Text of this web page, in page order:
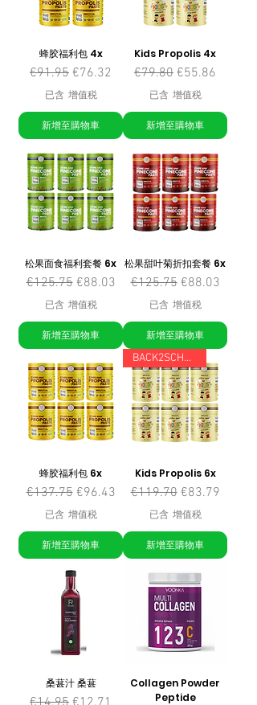
蜂胶福利包 4x
一般價格
€91.95 促銷價格
€76.32
已含 增值税
新增至購物車
Kids Propolis 4x
一般價格
€79.80 促銷價格
€55.86
已含 增值税
新增至購物車
松果面食福利套餐 6x
一般價格
€125.75 促銷價格
€88.03
已含 增值税
新增至購物車
松果甜叶菊折扣套餐 6x
一般價格
€125.75 促銷價格
€88.03
已含 增值税
新增至購物車
蜂胶福利包 6x
一般價格
€137.75 促銷價格
€96.43
已含 增值税
新增至購物車
BACK2SCHOOL
Kids Propolis 6x
一般價格
€119.70 促銷價格
€83.79
已含 增值税
新增至購物車
桑葚汁 桑葚
一般價格促銷價格
Collagen Powder
Peptide